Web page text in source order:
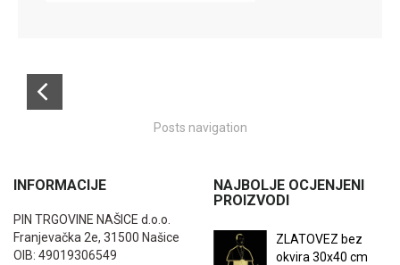
Posts navigation
INFORMACIJE
PIN TRGOVINE NAŠICE d.o.o.
Franjevačka 2e, 31500 Našice
OIB: 49019306549
NAJBOLJE OCJENJENI
PROIZVODI
ZLATOVEZ bez
okvira 30x40 cm